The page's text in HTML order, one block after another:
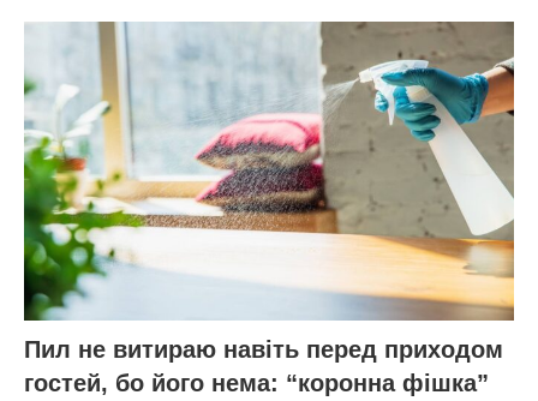
Пил не витираю навіть перед приходом
гостей, бо його нема: “коронна фішка”